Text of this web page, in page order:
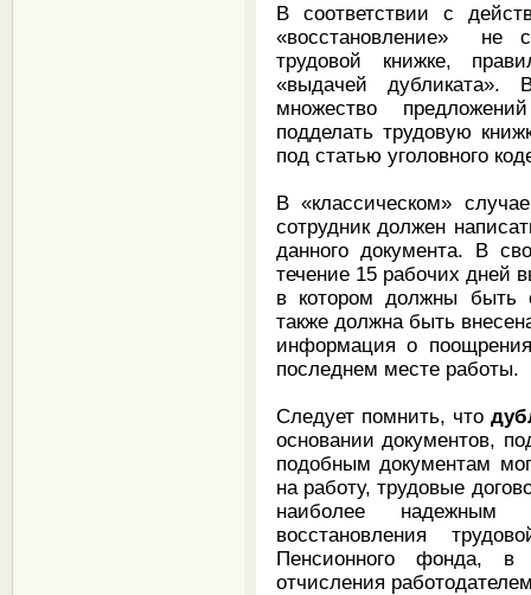
В соответствии с
«восстановление»
не
трудовой книжке,
«выдачей дубликата». В
множество
подделать трудовую
под статью уголовного
В «классическом»
сотрудник должен
данного документа. В
течение 15 рабочих дней
в котором должны быть
также должна быть
информация о
последнем месте работы.
Следует помнить, что
основании документов,
подобным документам
на работу, трудовые
наиболее надежным
восстановления
Пенсионного фонда, в
отчисления